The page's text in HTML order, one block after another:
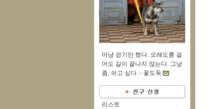
마냥 걷기만 했다. 오래도롣 걸
어도 길이 끝나지 않는다. 그냥
좀, 쉬고 싶다. - 꽃도둑
리스트